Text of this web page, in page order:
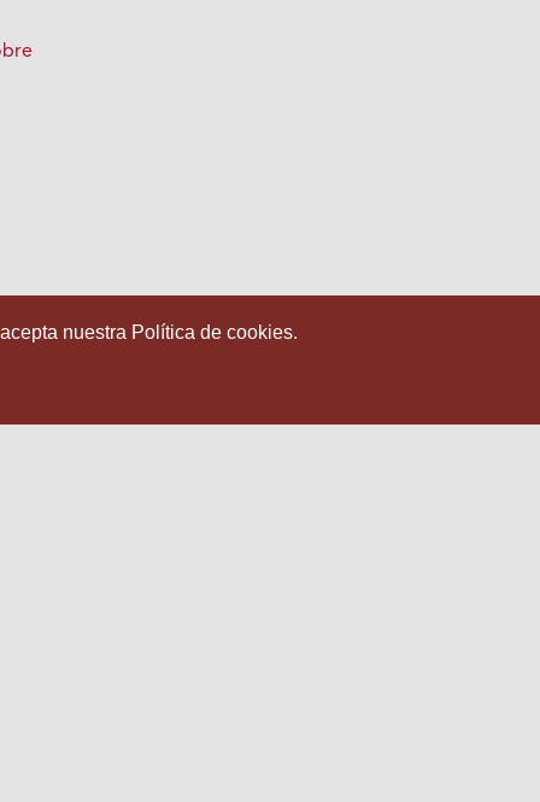
nuestra Política de cookies.